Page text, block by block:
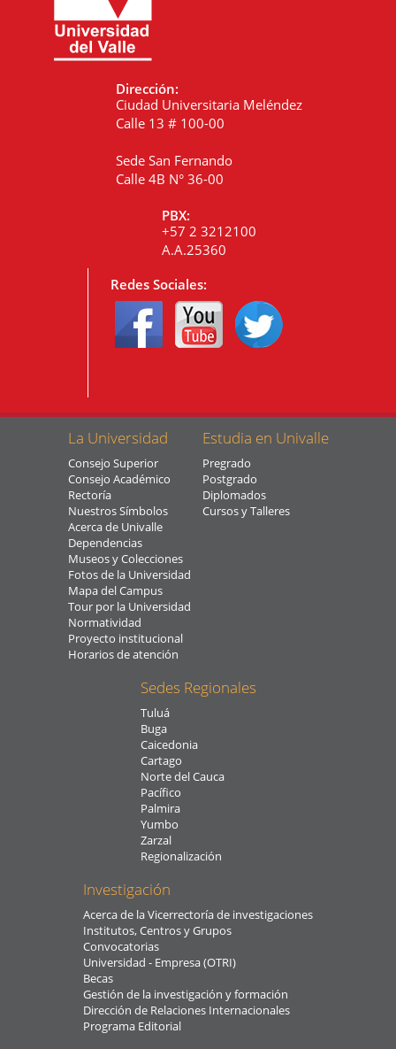
Dirección:
Ciudad Universitaria Meléndez
Calle 13 # 100-00
Sede San Fernando
Calle 4B N° 36-00
PBX:
+57 2 3212100
A.A.25360
Redes Sociales:
La Universidad
Consejo Superior
Consejo Académico
Rectoría
Nuestros Símbolos
Acerca de Univalle
Dependencias
Museos y Colecciones
Fotos de la Universidad
Mapa del Campus
Tour por la Universidad
Normatividad
Proyecto institucional
Horarios de atención
Estudia en Univalle
Pregrado
Postgrado
Diplomados
Cursos y Talleres
Sedes Regionales
Tuluá
Buga
Caicedonia
Cartago
Norte del Cauca
Pacífico
Palmira
Yumbo
Zarzal
Regionalización
Investigación
Acerca de la Vicerrectoría de investigaciones
Institutos, Centros y Grupos
Convocatorias
Universidad - Empresa (OTRI)
Becas
Gestión de la investigación y formación
Dirección de Relaciones Internacionales
Programa Editorial